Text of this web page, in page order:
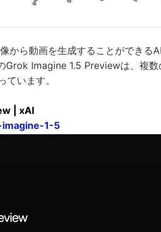
から動画を生成することができる
Grok Imagine 1.5 Previewは、複
ています。
| xAI
1-5